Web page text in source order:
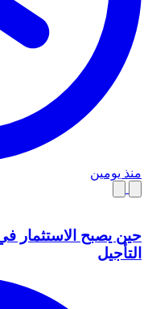
منذ يومين
حين يصبح الاستثمار
التأجيل